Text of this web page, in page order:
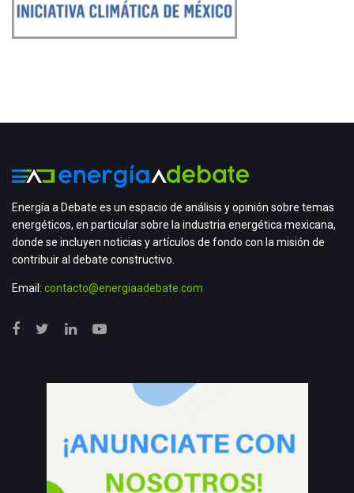
Energía a Debate es un espacio de análisis y opinión sobre temas
energéticos, en particular sobre la industria energética mexicana,
donde se incluyen noticias y artículos de fondo con la misión de
contribuir al debate constructivo.
Email: contacto@energiaadebate.com